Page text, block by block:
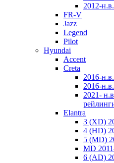
2012-н.в.
FR-V
Jazz
Legend
Pilot
Hyundai
Accent
Creta
2016-н.в.
2016-
2021-
Elantra
3 (XD)
4 (HD)
5 (MD)
MD
6 (AD)